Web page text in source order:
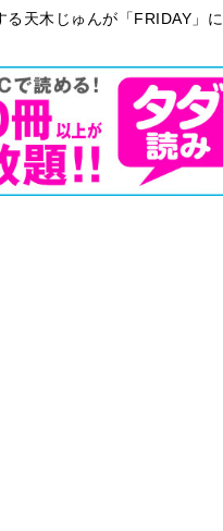
る天木じゅんが「FRIDAY」